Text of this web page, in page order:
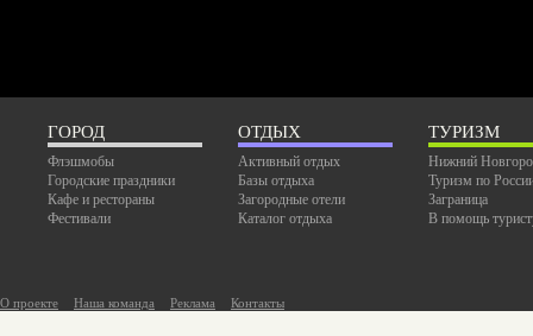
ГОРОД
Флэшмобы
Городские праздники
Кафе и рестораны
Фестивали
ОТДЫХ
Активный отдых
Базы отдыха
Загородные отели
Каталог отдыха
ТУРИЗМ
Нижний
Туризм по
Заграница
В помощь
О проекте Наша команда Реклама Контакты